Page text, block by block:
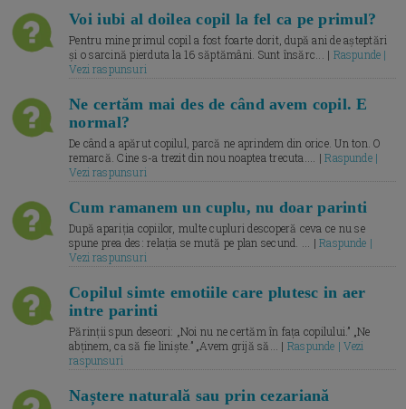
Voi iubi al doilea copil la fel ca pe primul?
Pentru mine primul copil a fost foarte dorit, după ani de așteptări
și o sarcină pierduta la 16 săptămâni. Sunt însărc... | Raspunde |
Vezi raspunsuri
Ne certăm mai des de când avem copil. E
normal?
De când a apărut copilul, parcă ne aprindem din orice. Un ton. O
remarcă. Cine s-a trezit din nou noaptea trecuta.... |Raspunde |
Vezi raspunsuri
Cum ramanem un cuplu, nu doar parinti
După apariția copiilor, multe cupluri descoperă ceva ce nu se
spune prea des: relația se mută pe plan secund. ... |Raspunde |
Vezi raspunsuri
Copilul simte emotiile care plutesc in aer
intre parinti
Părinții spun deseori: „Noi nu ne certăm în fața copilului.” „Ne
abținem, ca să fie liniște.” „Avem grijă să... | Raspunde | Vezi
raspunsuri
Naștere naturală sau prin cezariană